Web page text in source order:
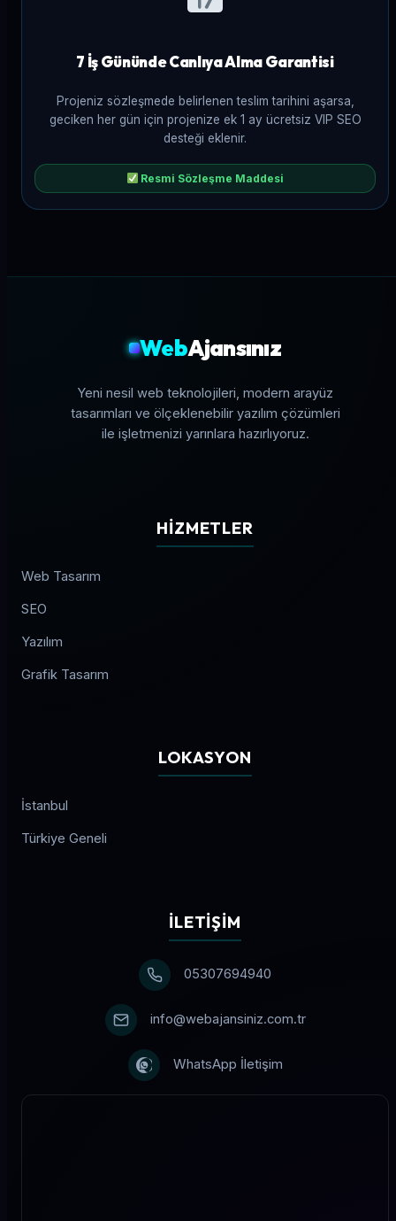
7 İş Gününde Canlıya Alma Garantisi
Projeniz sözleşmede belirlenen teslim tarihini aşarsa,
geciken her gün için projenize ek 1 ay ücretsiz VIP SEO
desteği eklenir.
Resmi Sözleşme Maddesi
WebAjansınız
Yeni nesil web teknolojileri, modern arayüz
tasarımları ve ölçeklenebilir yazılım çözümleri
ile işletmenizi yarınlara hazırlıyoruz.
HIZMETLER
Web Tasarım
SEO
Yazılım
Grafik Tasarım
LOKASYON
İstanbul
Türkiye Geneli
İLETIŞIM
05307694940
info@webajansiniz.com.tr
WhatsApp İletişim